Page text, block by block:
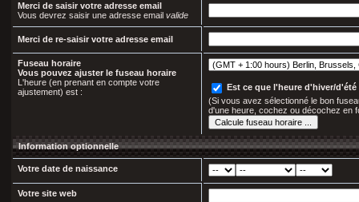
Merci de saisir votre adresse email
Vous devrez saisir une adresse email valide
Merci de re-saisir votre adresse email
Fuseau horaire
Vous pouvez ajuster le fuseau horaire
L'heure (en prenant en compte votre
ajustement) est :
Est ce que l'heure d'hiver/
(Si vous avez sélectionné le bon
d'une heure, cochez ou décochez en
Information optionnelle
Votre date de naissance
Votre site web